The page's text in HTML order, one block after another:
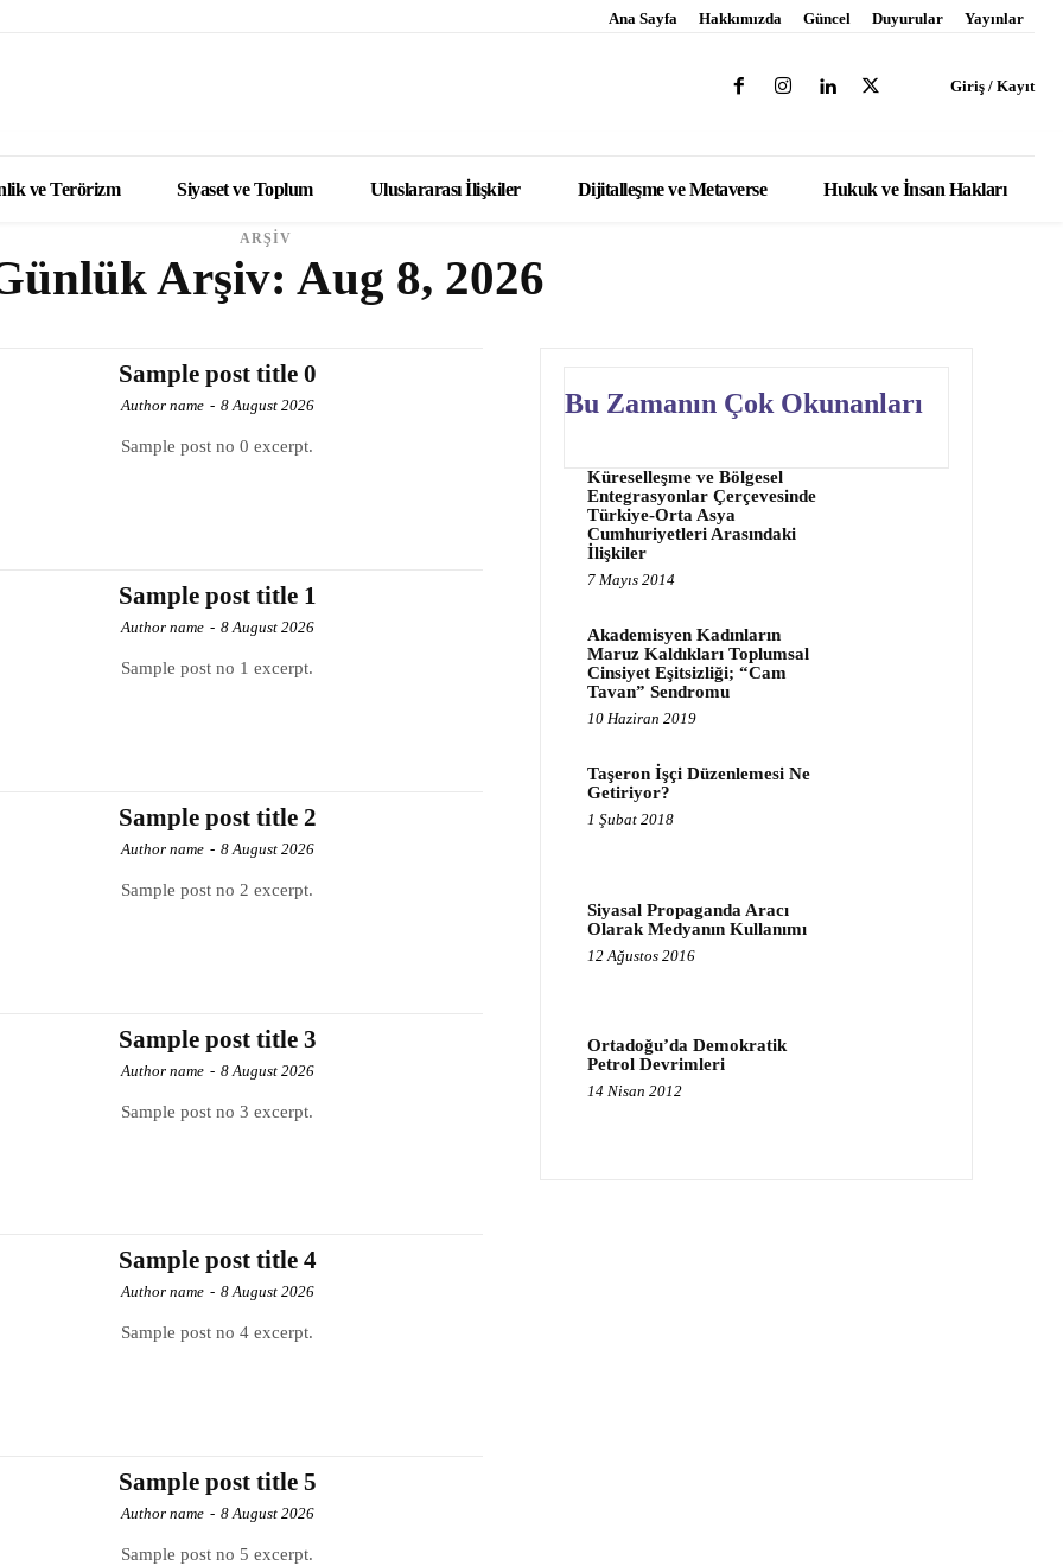
Ana Sayfa Hakkımızda Güncel Duyurular Yayınlar
Giriş / Kayıt
ve Terörizm Siyaset ve Toplum Uluslararası İlişkiler Dijitalleşme ve Metaverse Hukuk ve İnsan Hakları
ARŞİV
Arşiv: Aug 8, 2026
Sample post title 0
Author name - 8 August 2026
Sample post no 0 excerpt.
Sample post title 1
Author name - 8 August 2026
Sample post no 1 excerpt.
Sample post title 2
Author name - 8 August 2026
Sample post no 2 excerpt.
Sample post title 3
Author name - 8 August 2026
Sample post no 3 excerpt.
Sample post title 4
Author name - 8 August 2026
Sample post no 4 excerpt.
Sample post title 5
Author name - 8 August 2026
Sample post no 5 excerpt.
Bu Zamanın Çok Okunanları
Küreselleşme ve Bölgesel
Entegrasyonlar Çerçevesinde
Türkiye-Orta Asya
Cumhuriyetleri Arasındaki
İlişkiler
7 Mayıs 2014
Akademisyen Kadınların
Maruz Kaldıkları Toplumsal
Cinsiyet Eşitsizliği; “Cam
Tavan” Sendromu
10 Haziran 2019
Taşeron İşçi Düzenlemesi Ne
Getiriyor?
1 Şubat 2018
Siyasal Propaganda Aracı
Olarak Medyanın Kullanımı
12 Ağustos 2016
Ortadoğu’da Demokratik
Petrol Devrimleri
14 Nisan 2012